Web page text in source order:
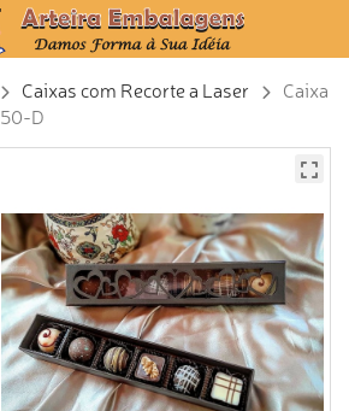
Caixas com Recorte a Laser
Caixa
D